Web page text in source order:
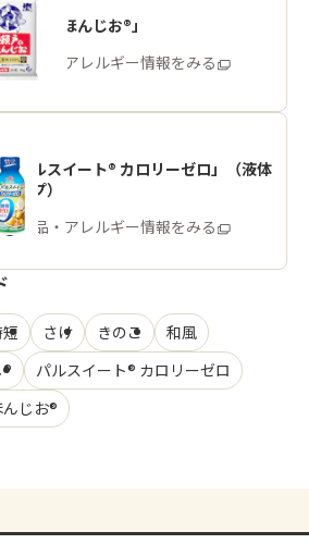
「瀬戸のほんじお®」
商品・アレルギー情報をみる
「パルスイート® カロリーゼロ」（液体
タイプ）
商品・アレルギー情報をみる
さけ きのこ
和風
パルスイート® カロリーゼロ
じお®